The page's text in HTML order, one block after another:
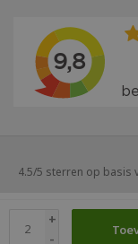
+
-
4.5/5 sterren op basis
© Copyright 2026